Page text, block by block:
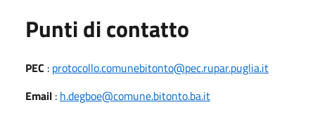
Punti di contatto
PEC : protocollo.comunebitonto@pec.rupar.puglia.it
Email : h.degboe@comune.bitonto.ba.it